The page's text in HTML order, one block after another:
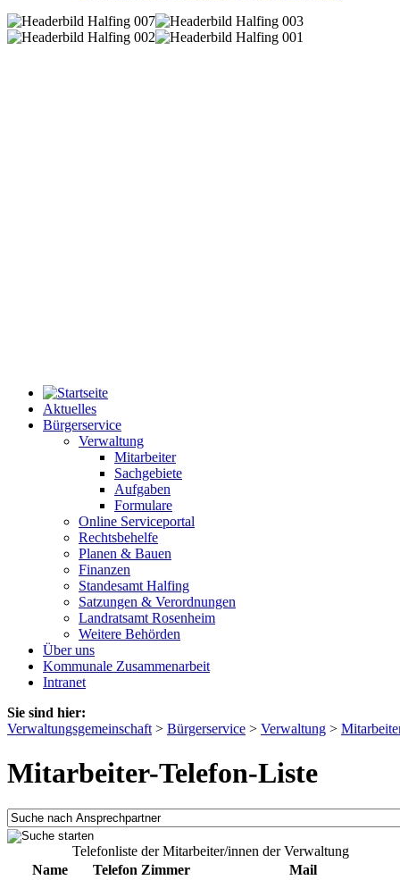
Aktuelles
Bürgerservice
Verwaltung
Mitarbeiter
Sachgebiete
Aufgaben
Formulare
Online Serviceportal
Rechtsbehelfe
Planen & Bauen
Finanzen
Standesamt Halfing
Satzungen & Verordnungen
Landratsamt Rosenheim
Weitere Behörden
Über uns
Kommunale Zusammenarbeit
Intranet
Sie sind hier:
Verwaltungsgemeinschaft > Bürgerservice > Verwaltung >
Mitarbeiter-Telefon-Liste
Telefonliste der Mitarbeiter/innen der Verwaltung
Name
Telefon Zimmer
Mail